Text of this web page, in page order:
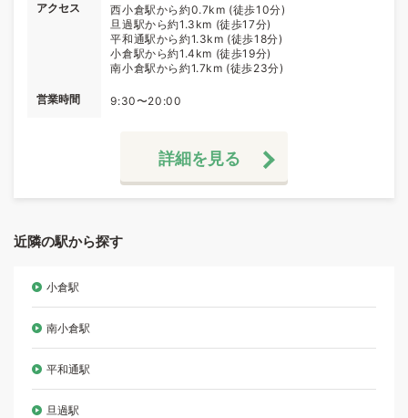
アクセス
西小倉駅から約0.7km (徒歩10分)
旦過駅から約1.3km (徒歩17分)
平和通駅から約1.3km (徒歩18分)
小倉駅から約1.4km (徒歩19分)
南小倉駅から約1.7km (徒歩23分)
営業時間 9:30〜20:00
詳細を見る
近隣の駅から探す
小倉駅
南小倉駅
平和通駅
旦過駅